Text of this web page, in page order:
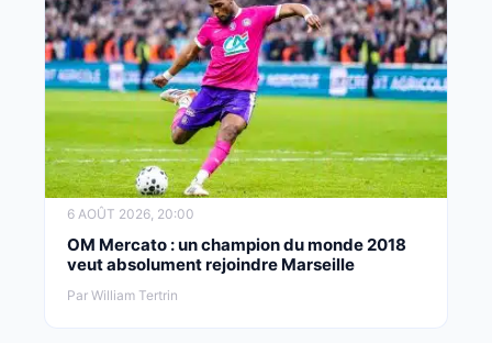
6 AOÛT 2026, 20:00
OM Mercato : un champion du monde 2018
veut absolument rejoindre Marseille
Par William Tertrin